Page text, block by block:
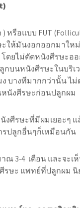
) หรือแบบ FUT
ให้มันงอกออกมาให
ดยไม่ตัดหนังศีรษะอ
กบนหนังศีรษะในบริ
ง บางทีมากกว่านั้น
นังศีรษะก่อนปลูกผม
งศีรษะที่มีผมเยอะๆ
รปลูกอื่นๆก็เหมือนกัน
3-4 เดือน และจะเ
ษะ แพทย์ที่ปลูกผม นิ